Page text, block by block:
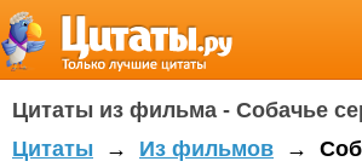
Цитаты из фильма - Собачье
Цитаты → Из фильмов →